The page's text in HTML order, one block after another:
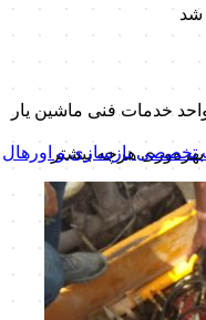
شد
خدمات فنی ماشین یار
تخصصی بازسازی و اورهال
هرچه بیشتر